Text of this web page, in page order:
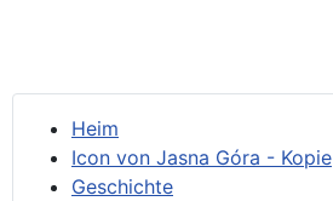
Heim
Icon von Jasna Góra - Kopie
Geschichte